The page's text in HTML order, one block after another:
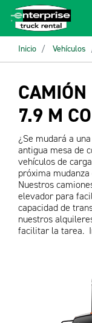
Inicio Vehículos
CAMIÓN
7.9 M
¿Se mudará a
antigua mesa de
vehículos de
próxima
Nuestros
elevador para
capacidad de
nuestros
facilitar la tarea.